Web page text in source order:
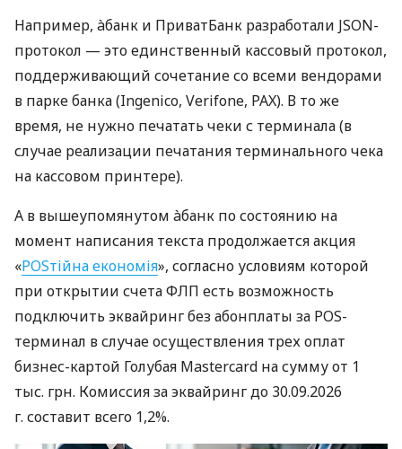
Например, àбанк и ПриватБанк разработали JSON-
протокол — это единственный кассовый протокол,
поддерживающий сочетание со всеми вендорами
в парке банка (Ingenico, Verifone, PAX). В то же
время, не нужно печатать чеки с терминала (в
случае реализации печатания терминального чека
на кассовом принтере).
А в вышеупомянутом àбанк по состоянию на
момент написания текста продолжается акция
«POSтійна економія», согласно условиям которой
при открытии счета ФЛП есть возможность
подключить эквайринг без абонплаты за POS-
терминал в случае осуществления трех оплат
бизнес-картой Голубая Mastercard на сумму от 1
тыс. грн. Комиссия за эквайринг до 30.09.2026
г. составит всего 1,2%.